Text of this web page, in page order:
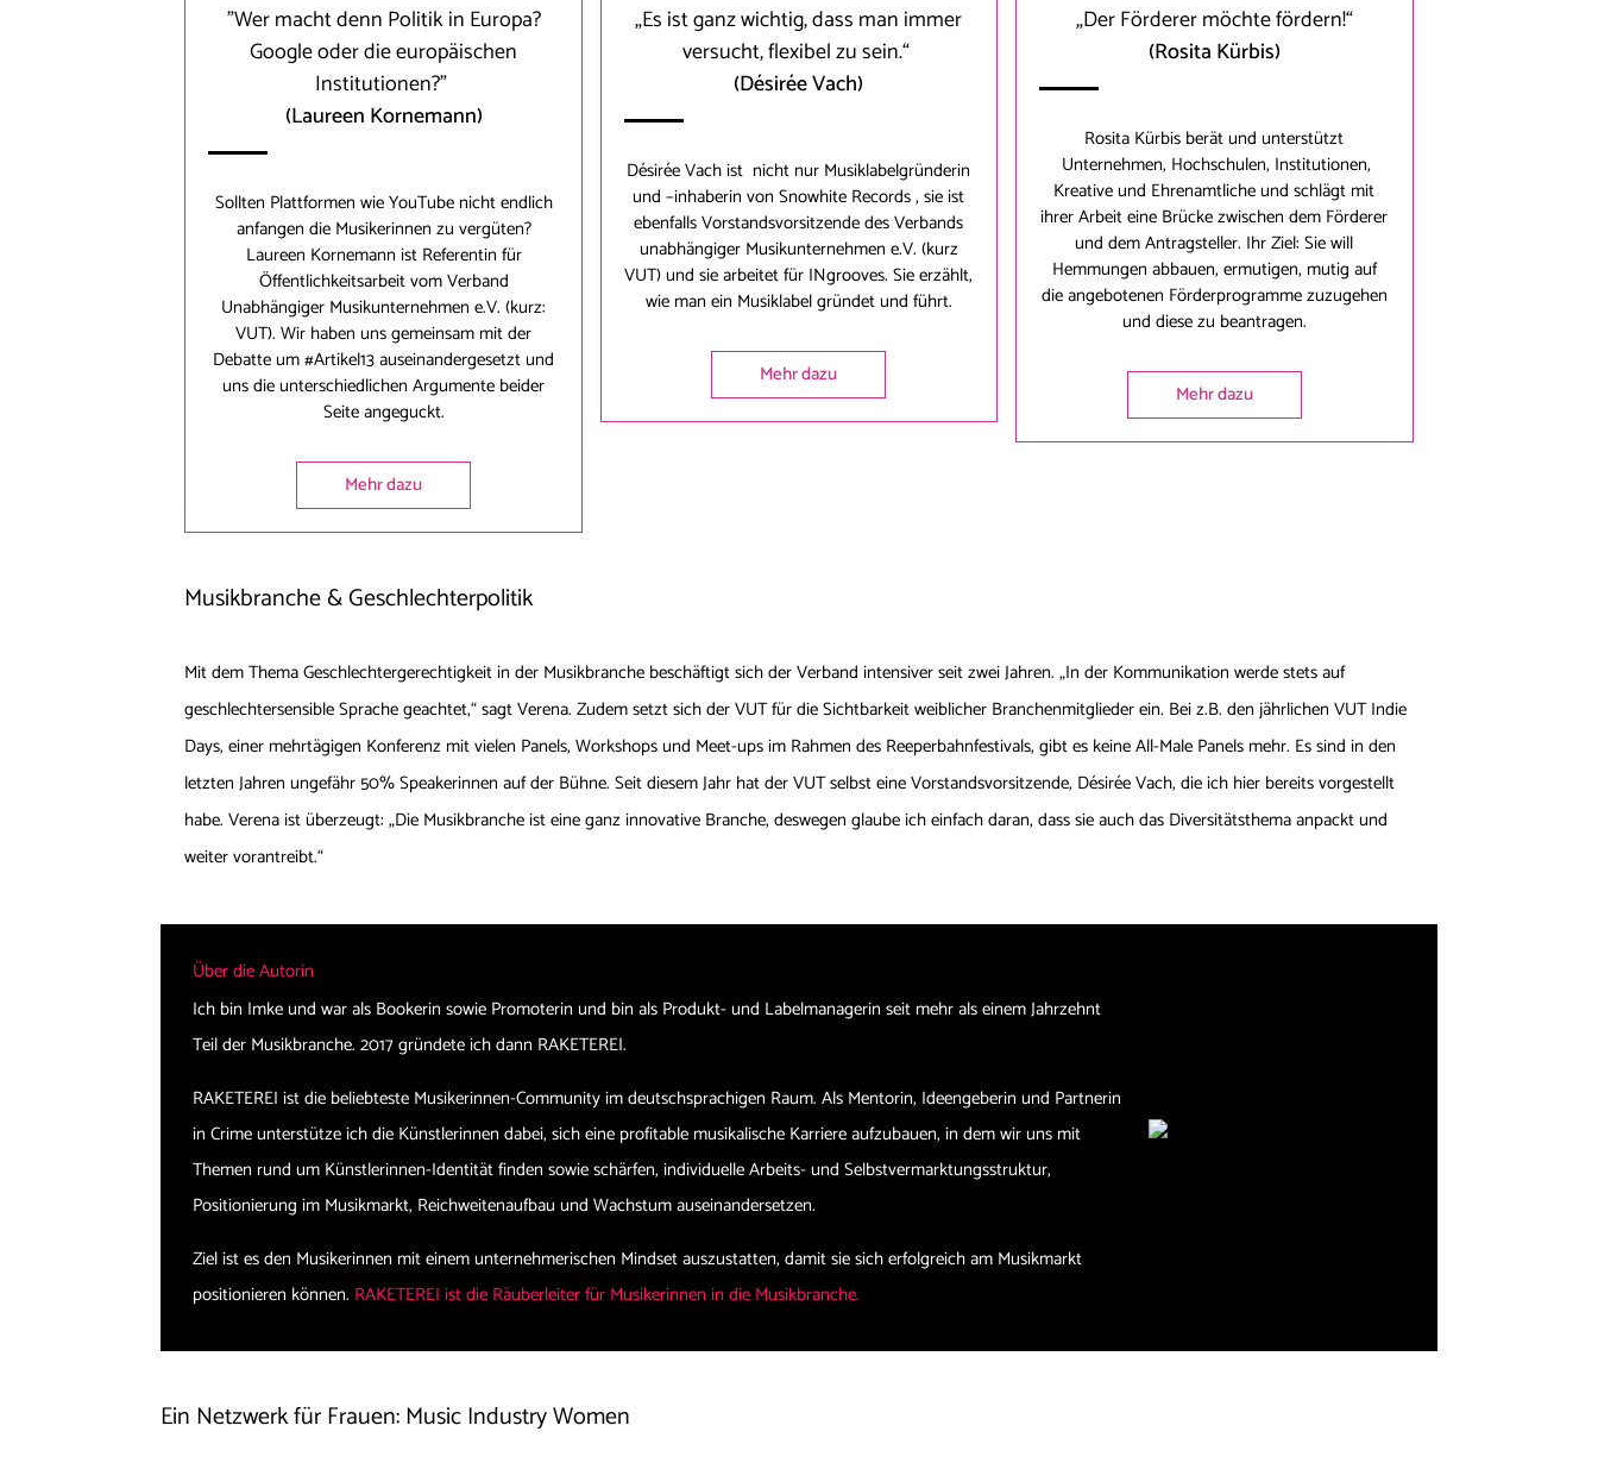
"Wer macht denn Politik in Europa?
Google oder die europäischen
Institutionen?"
(Laureen Kornemann)
Sollten Plattformen wie YouTube nicht endlich
anfangen die Musikerinnen zu vergüten?
Laureen Kornemann ist Referentin für
Öffentlichkeitsarbeit vom Verband
Unabhängiger Musikunternehmen e.V. (kurz:
VUT). Wir haben uns gemeinsam mit der
Debatte um #Artikel13 auseinandergesetzt und
uns die unterschiedlichen Argumente beider
Seite angeguckt.
Mehr dazu
„Es ist ganz wichtig, dass man immer
versucht, flexibel zu sein.“
(Désirée Vach)
Désirée Vachist nicht nur Musiklabelgründerin
und –inhaberin von Snowhite Records , sie ist
ebenfalls Vorstandsvorsitzende des Verbands
unabhängiger Musikunternehmen e.V. (kurz
VUT) und sie arbeitet für INgrooves. Sie erzählt,
wie man ein Musiklabel gründet und führt.
Mehr dazu
„Der Förderer möchte fördern!“
(Rosita Kürbis)
Rosita Kürbis berät und unterstützt
Unternehmen, Hochschulen, Institutionen,
Kreative und Ehrenamtliche und schlägt mit
ihrer Arbeit eine Brücke zwischen dem Förderer
und dem Antragsteller. Ihr Ziel: Sie will
Hemmungen abbauen, ermutigen, mutig auf
die angebotenen Förderprogramme zuzugehen
und diese zu beantragen.
Mehr dazu
Musikbranche & Geschlechterpolitik
Mit dem Thema Geschlechtergerechtigkeit in der Musikbranche beschäftigt sich der Verband intensiver seit zwei Jahren. „In der Kommunikation werde stets auf
geschlechtersensible Sprache geachtet,“ sagt Verena. Zudem setzt sich der VUT für die Sichtbarkeit weiblicher Branchenmitglieder ein. Bei z.B. den jährlichen VUT Indie
Days, einer mehrtägigen Konferenz mit vielen Panels, Workshops und Meet-ups im Rahmen des Reeperbahnfestivals, gibt es keine All-Male Panels mehr. Es sind in den
letzten Jahren ungefähr 50% Speakerinnen auf der Bühne. Seit diesem Jahr hat der VUT selbst eine Vorstandsvorsitzende, Désirée Vach, die ich hier bereits vorgestellt
habe. Verena ist überzeugt: „Die Musikbranche ist eine ganz innovative Branche, deswegen glaube ich einfach daran, dass sie auch das Diversitätsthema anpackt und
weiter vorantreibt.“
Über die Autorin
Ich bin Imke und war als Bookerin sowie Promoterin und bin als Produkt- und Labelmanagerin seit mehr als einem Jahrzehnt
Teil der Musikbranche. 2017 gründete ich dann RAKETEREI.
RAKETEREI ist die beliebteste Musikerinnen-Community im deutschsprachigen Raum. Als Mentorin, Ideengeberin und Partnerin
in Crime unterstütze ich die Künstlerinnen dabei, sich eine profitable musikalische Karriere aufzubauen, in dem wir uns mit
Themen rund um Künstlerinnen-Identität finden sowie schärfen, individuelle Arbeits- und Selbstvermarktungsstruktur,
Positionierung im Musikmarkt, Reichweitenaufbau und Wachstum auseinandersetzen.
Ziel ist es den Musikerinnen mit einem unternehmerischen Mindset auszustatten, damit sie sich erfolgreich am Musikmarkt
positionieren können. RAKETEREI ist die Räuberleiter für Musikerinnen in die Musikbranche.
Ein Netzwerk für Frauen: Music Industry Women